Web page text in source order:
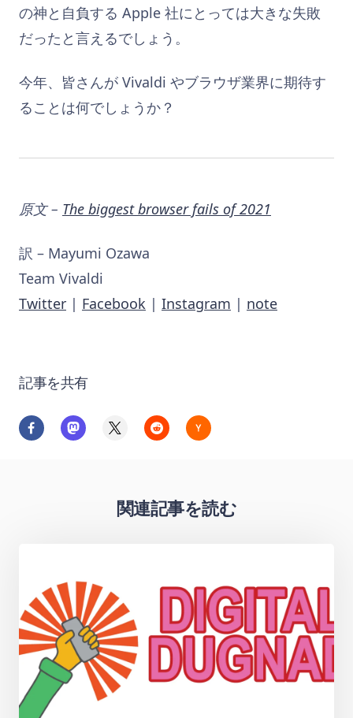
の神と自負する Apple 社にとっては大きな失敗
だったと言えるでしょう。
今年、皆さんが Vivaldi やブラウザ業界に期待す
ることは何でしょうか？
原文 – The biggest browser fails of 2021
訳 – Mayumi Ozawa
Team Vivaldi
Twitter | Facebook | Instagram | note
記事を共有
関連記事を読む